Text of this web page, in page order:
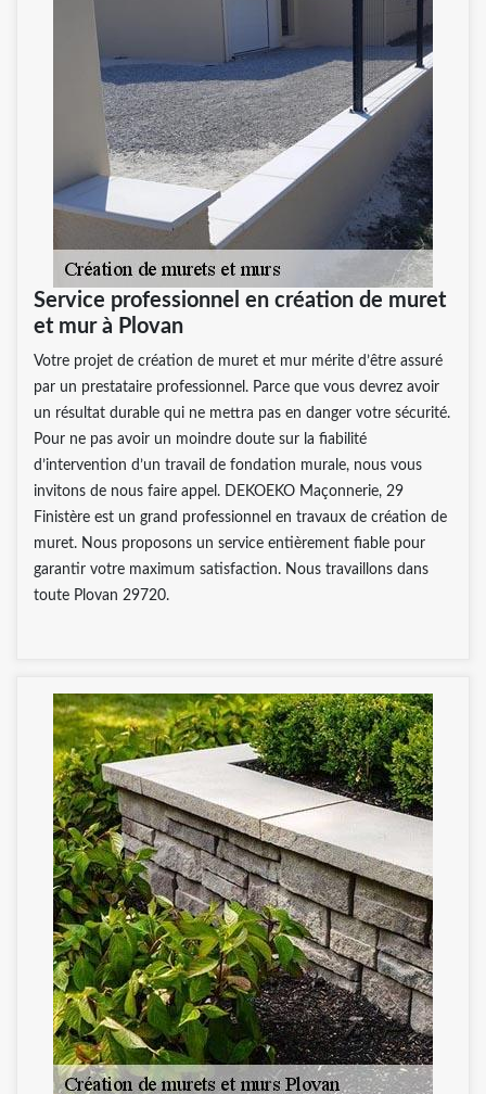
Service professionnel en création de muret
et mur à Plovan
Votre projet de création de muret et mur mérite d’être assuré
par un prestataire professionnel. Parce que vous devrez avoir
un résultat durable qui ne mettra pas en danger votre sécurité.
Pour ne pas avoir un moindre doute sur la fiabilité
d’intervention d’un travail de fondation murale, nous vous
invitons de nous faire appel. DEKOEKO Maçonnerie, 29
Finistère est un grand professionnel en travaux de création de
muret. Nous proposons un service entièrement fiable pour
garantir votre maximum satisfaction. Nous travaillons dans
toute Plovan 29720.